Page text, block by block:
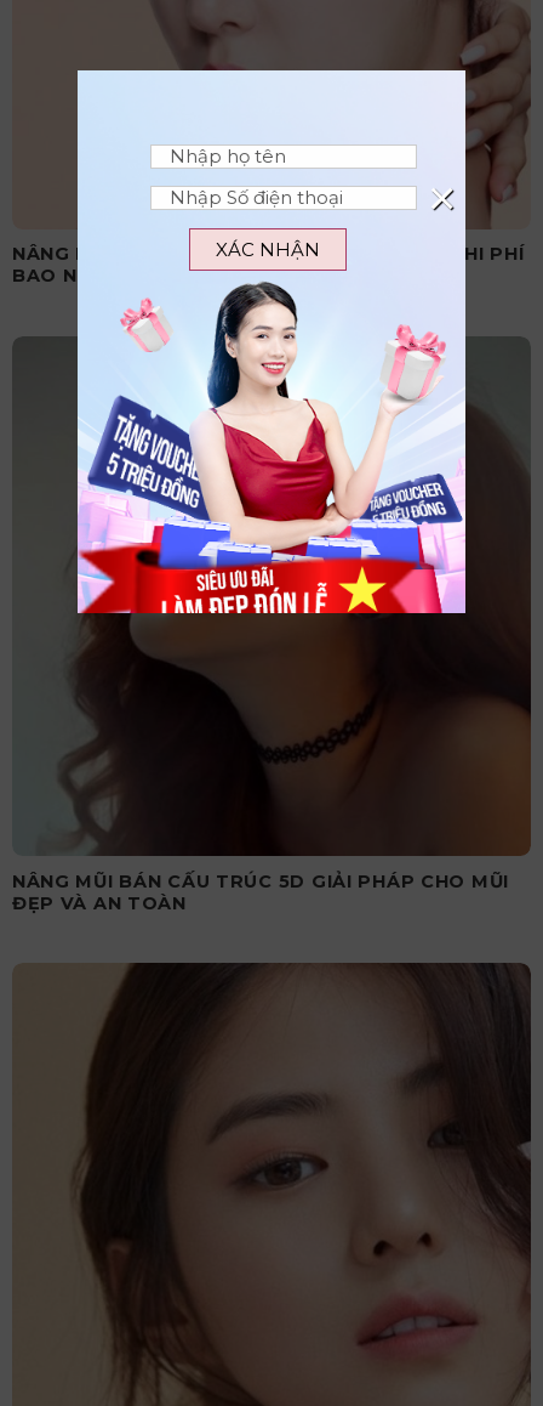
NÂNG MŨI SỤN MỸ LÀ GÌ? CÓ TỐT KHÔNG? CHI PHÍ
BAO NHIÊU?
NÂNG MŨI BÁN CẤU TRÚC 5D GIẢI PHÁP CHO MŨI
ĐẸP VÀ AN TOÀN
XÁC NHẬN
×